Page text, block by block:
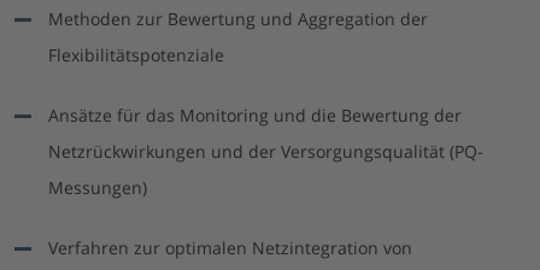
Methoden zur Bewertung und Aggregation der
Flexibilitätspotenziale
Ansätze für das Monitoring und die Bewertung der
Netzrückwirkungen und der Versorgungsqualität (PQ-
Messungen)
Verfahren zur optimalen Netzintegration von